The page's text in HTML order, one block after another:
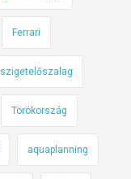
Ferrari
szigetelőszalag
Törökország
aquaplanning